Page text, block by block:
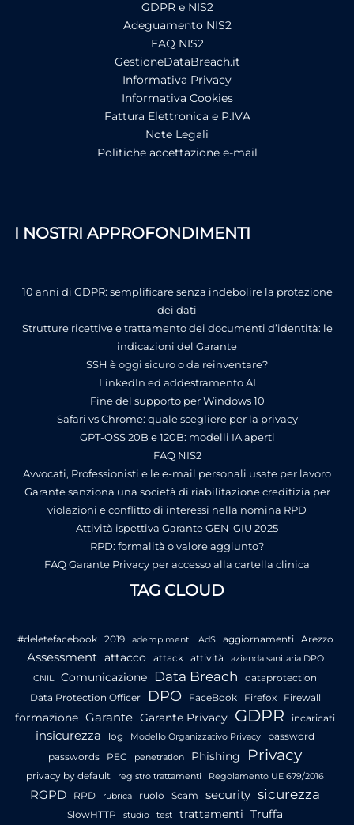
GDPR e NIS2
Adeguamento NIS2
FAQ NIS2
GestioneDataBreach.it
Informativa Privacy
Informativa Cookies
Fattura Elettronica e P.IVA
Note Legali
Politiche accettazione e-mail
I NOSTRI APPROFONDIMENTI
10 anni di GDPR: semplificare senza indebolire la protezione
dei dati
Strutture ricettive e trattamento dei documenti d’identità: le
indicazioni del Garante
SSH è oggi sicuro o da reinventare?
LinkedIn ed addestramento AI
Fine del supporto per Windows 10
Safari vs Chrome: quale scegliere per la privacy
GPT-OSS 20B e 120B: modelli IA aperti
FAQ NIS2
Avvocati, Professionisti e le e-mail personali usate per lavoro
Garante sanziona una società di riabilitazione creditizia per
violazioni e conflitto di interessi nella nomina RPD
Attività ispettiva Garante GEN-GIU 2025
RPD: formalità o valore aggiunto?
FAQ Garante Privacy per accesso alla cartella clinica
TAG CLOUD
#deletefacebook 2019 adempimenti AdS aggiornamenti Arezzo
Assessment attacco attack attività
azienda sanitaria DPO
CNIL
Comunicazione Data Breach
dataprotection
Data Protection Officer
DPO FaceBook Firefox Firewall
formazione Garante Garante Privacy GDPR incaricati
insicurezza log Modello Organizzativo Privacy
password
passwords
PEC penetration Phishing Privacy
privacy by default registro trattamenti Regolamento UE 679/2016
RGPD RPD rubrica ruolo Scam security sicurezza
SlowHTTP studio test trattamenti Truffa